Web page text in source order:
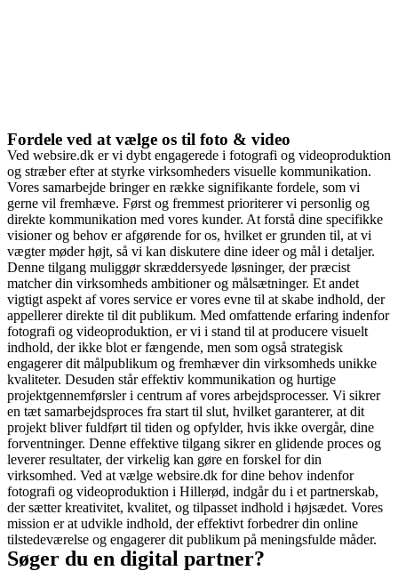
Fordele ved at vælge os til foto & video
Ved websire.dk er vi dybt engagerede i fotografi og videoproduktion
og stræber efter at styrke virksomheders visuelle kommunikation.
Vores samarbejde bringer en række signifikante fordele, som vi
gerne vil fremhæve. Først og fremmest prioriterer vi personlig og
direkte kommunikation med vores kunder. At forstå dine specifikke
visioner og behov er afgørende for os, hvilket er grunden til, at vi
vægter møder højt, så vi kan diskutere dine ideer og mål i detaljer.
Denne tilgang muliggør skræddersyede løsninger, der præcist
matcher din virksomheds ambitioner og målsætninger. Et andet
vigtigt aspekt af vores service er vores evne til at skabe indhold, der
appellerer direkte til dit publikum. Med omfattende erfaring indenfor
fotografi og videoproduktion, er vi i stand til at producere visuelt
indhold, der ikke blot er fængende, men som også strategisk
engagerer dit målpublikum og fremhæver din virksomheds unikke
kvaliteter. Desuden står effektiv kommunikation og hurtige
projektgennemførsler i centrum af vores arbejdsprocesser. Vi sikrer
en tæt samarbejdsproces fra start til slut, hvilket garanterer, at dit
projekt bliver fuldført til tiden og opfylder, hvis ikke overgår, dine
forventninger. Denne effektive tilgang sikrer en glidende proces og
leverer resultater, der virkelig kan gøre en forskel for din
virksomhed. Ved at vælge websire.dk for dine behov indenfor
fotografi og videoproduktion i Hillerød, indgår du i et partnerskab,
der sætter kreativitet, kvalitet, og tilpasset indhold i højsædet. Vores
mission er at udvikle indhold, der effektivt forbedrer din online
tilstedeværelse og engagerer dit publikum på meningsfulde måder.
Søger du en digital partner?